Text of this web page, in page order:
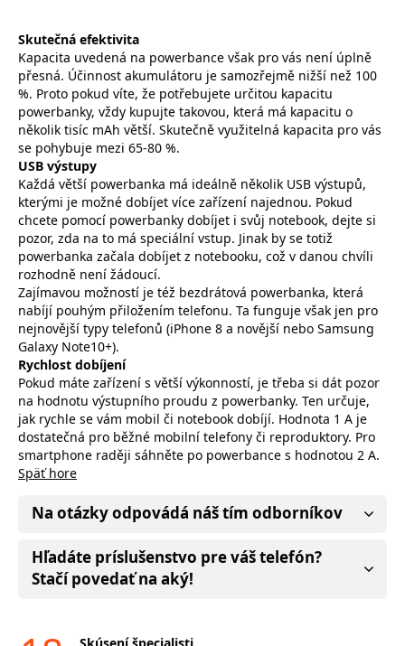
Skutečná efektivita
Kapacita uvedená na powerbance však pro vás není úplně
přesná. Účinnost akumulátoru je samozřejmě nižší než 100
%. Proto pokud víte, že potřebujete určitou kapacitu
powerbanky, vždy kupujte takovou, která má kapacitu o
několik tisíc mAh větší. Skutečně využitelná kapacita pro vás
se pohybuje mezi 65-80 %.
USB výstupy
Každá větší powerbanka má ideálně několik USB výstupů,
kterými je možné dobíjet více zařízení najednou. Pokud
chcete pomocí powerbanky dobíjet i svůj notebook, dejte si
pozor, zda na to má speciální vstup. Jinak by se totiž
powerbanka začala dobíjet z notebooku, což v danou chvíli
rozhodně není žádoucí.
Zajímavou možností je též bezdrátová powerbanka, která
nabíjí pouhým přiložením telefonu. Ta funguje však jen pro
nejnovější typy telefonů (iPhone 8 a novější nebo Samsung
Galaxy Note10+).
Rychlost dobíjení
Pokud máte zařízení s větší výkonností, je třeba si dát pozor
na hodnotu výstupního proudu z powerbanky. Ten určuje,
jak rychle se vám mobil či notebook dobíjí. Hodnota 1 A je
dostatečná pro běžné mobilní telefony či reproduktory. Pro
smartphone raději sáhněte po powerbance s hodnotou 2 A.
Späť hore
Na otázky odpovádá náš tím odborníkov
Hľadáte príslušenstvo pre váš telefón?
Stačí povedať na aký!
Skúsení špecialisti